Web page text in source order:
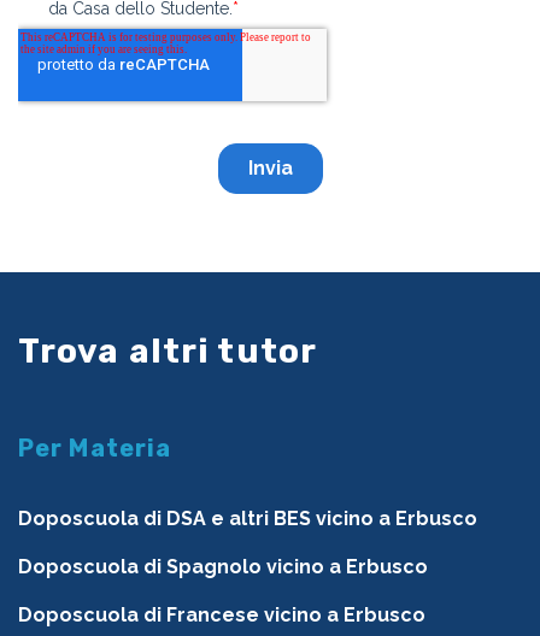
Trova altri tutor
Per Materia
Doposcuola di DSA e altri BES vicino a Erbusco
Doposcuola di Spagnolo vicino a Erbusco
Doposcuola di Francese vicino a Erbusco